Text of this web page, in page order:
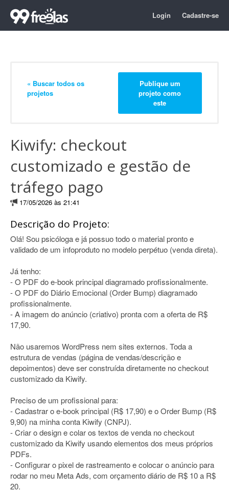
Login Cadastre-se
« Buscar todos os
projetos
Publique um
projeto como
este
Kiwify: checkout
customizado e gestão de
tráfego pago
17/05/2026 às 21:41
Descrição do Projeto:
Olá! Sou psicóloga e já possuo todo o material pronto e
validado de um infoproduto no modelo perpétuo (venda direta).
Já tenho:
- O PDF do e-book principal diagramado profissionalmente.
- O PDF do Diário Emocional (Order Bump) diagramado
profissionalmente.
- A imagem do anúncio (criativo) pronta com a oferta de R$
17,90.
Não usaremos WordPress nem sites externos. Toda a
estrutura de vendas (página de vendas/descrição e
depoimentos) deve ser construída diretamente no checkout
customizado da Kiwify.
Preciso de um profissional para:
- Cadastrar o e-book principal (R$ 17,90) e o Order Bump (R$
9,90) na minha conta Kiwify (CNPJ).
- Criar o design e colar os textos de venda no checkout
customizado da Kiwify usando elementos dos meus próprios
PDFs.
- Configurar o pixel de rastreamento e colocar o anúncio para
rodar no meu Meta Ads, com orçamento diário de R$ 10 a R$
20.